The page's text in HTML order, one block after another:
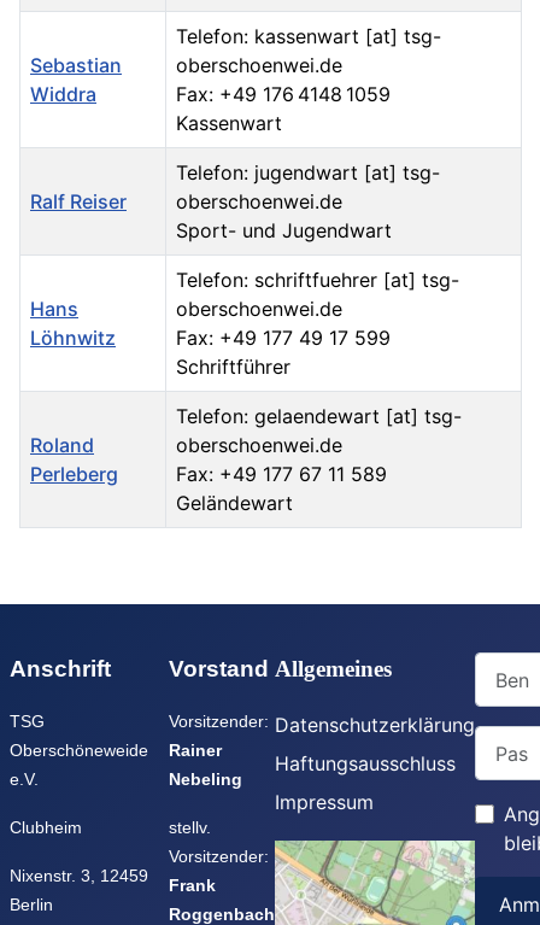
Sebastian
Widdra
Telefon: kassenwart [at] tsg-
oberschoenwei.de
Fax: +49 176 4148 1059
Kassenwart
Ralf Reiser
Telefon: jugendwart [at] tsg-
oberschoenwei.de
Sport- und Jugendwart
Hans
Löhnwitz
Telefon: schriftfuehrer [at] tsg-
oberschoenwei.de
Fax: +49 177 49 17 599
Schriftführer
Roland
Perleberg
Telefon: gelaendewart [at] tsg-
oberschoenwei.de
Fax: +49 177 67 11 589
Geländewart
Anschrift
TSG
Oberschöneweide
e.V.
Clubheim
Nixenstr. 3, 12459
Berlin
Vorstand
Vorsitzender:
Rainer
Nebeling
stellv.
Vorsitzender:
Frank
Roggenbach
Allgemeines
Datenschutzerklärung
Haftungsausschluss
Impressum